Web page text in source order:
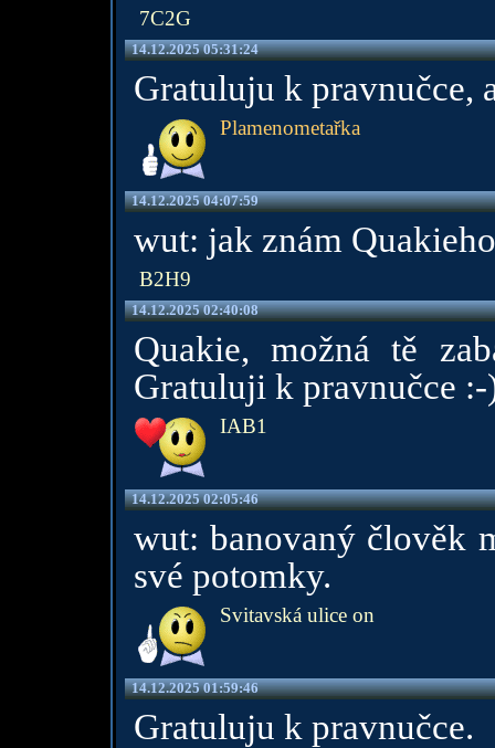
7C2G
14.12.2025 05:31:24
Gratuluju k pravnučce,
Plamenometařka
14.12.2025 04:07:59
wut: jak znám
B2H9
14.12.2025 02:40:08
Quakie, možná tě
Gratuluji k pravnučce
IAB1
14.12.2025 02:05:46
wut: banovaný člověk
své potomky.
Svitavská ulice on
14.12.2025 01:59:46
Gratuluju k pravnučce.